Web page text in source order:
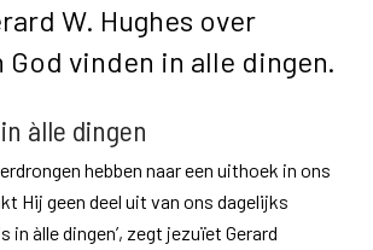
W. Hughes over
God vinden in alle dingen.
àlle dingen
hebben naar een uithoek in ons
Hij geen deel uit van ons dagelijks
in àlle dingen’, zegt jezuïet Gerard